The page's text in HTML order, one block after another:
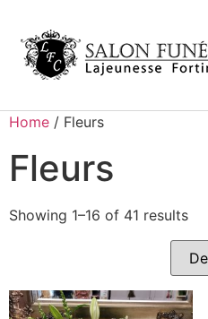
Home / Fleurs
Fleurs
Showing 1–16 of 41 results